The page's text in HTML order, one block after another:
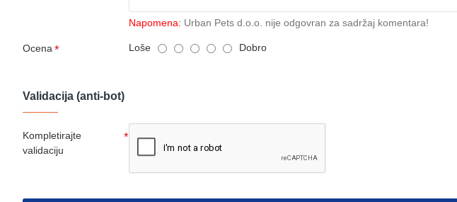
Napomena: Urban Pets d.o.o. nije odgovran za sadržaj komentara!
Ocena Loše Dobro
Validacija (anti-bot)
Kompletirajte
validaciju